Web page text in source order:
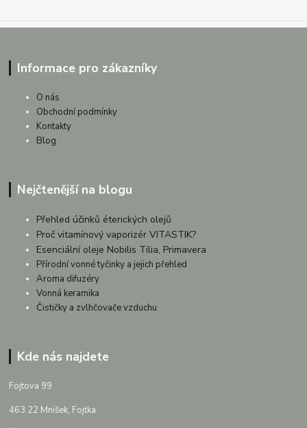
Informace pro zákazníky
O nás
Obchodní podmínky
Kontakty
Blog
Nejčtenější na blogu
Přehled účinků éterických olejů
Proč vitamínový vaporizér VITASTIK?
Esenciální oleje Nobilis Tilia, Primavera
Přírodní vonné tyčinky a jejich přehled
Aroma difuzéry
Vonná keramika
Čističky a zvlhčovače vzduchu
Kde nás najdete
Fojtova 99
463 22 Mníšek, Fojtka